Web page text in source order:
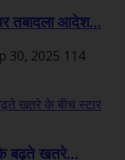
तबादला आदेश...
30, 2025 114
बढ़ते खतरे...